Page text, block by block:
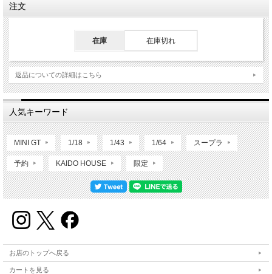
注文
在庫 在庫切れ
返品についての詳細はこちら
人気キーワード
MINI GT 1/18 1/43 1/64 スープラ
予約 KAIDO HOUSE 限定
お店のトップへ戻る
カートを見る